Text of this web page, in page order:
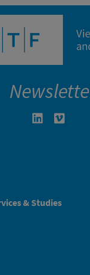
Linkedin
& Studies